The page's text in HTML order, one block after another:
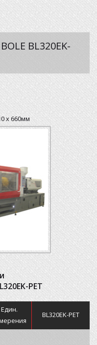
BL320EK-
х 660мм
PET
Един.
BL320EK-PET